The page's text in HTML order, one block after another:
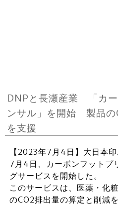
DNPと長瀬産業 「カー
ンサル」を開始 製品の
を支援
【2023年7月4日】大日本
7月4日、カーボンフットプ
グサービスを開始した。
このサービスは、医薬・化
のCO2排出量の算定と削減